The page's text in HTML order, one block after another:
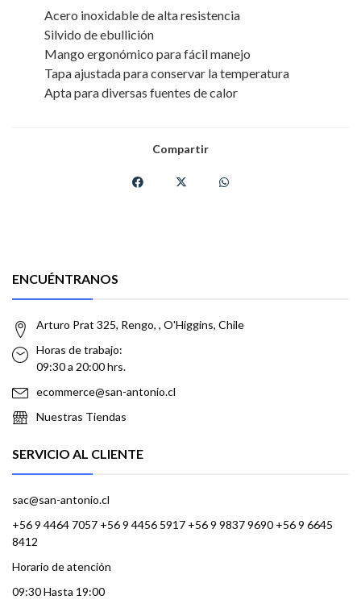
Acero inoxidable de alta resistencia
Silvido de ebullición
Mango ergonómico para fácil manejo
Tapa ajustada para conservar la temperatura
Apta para diversas fuentes de calor
Compartir
ENCUÉNTRANOS
Arturo Prat 325, Rengo, , O'Higgins, Chile
Horas de trabajo:
09:30 a 20:00 hrs.
ecommerce@san-antonio.cl
Nuestras Tiendas
SERVICIO AL CLIENTE
sac@san-antonio.cl
+56 9 4464 7057 +56 9 4456 5917 +56 9 9837 9690 +56 9 6645
8412
Horario de atención
09:30 Hasta 19:00